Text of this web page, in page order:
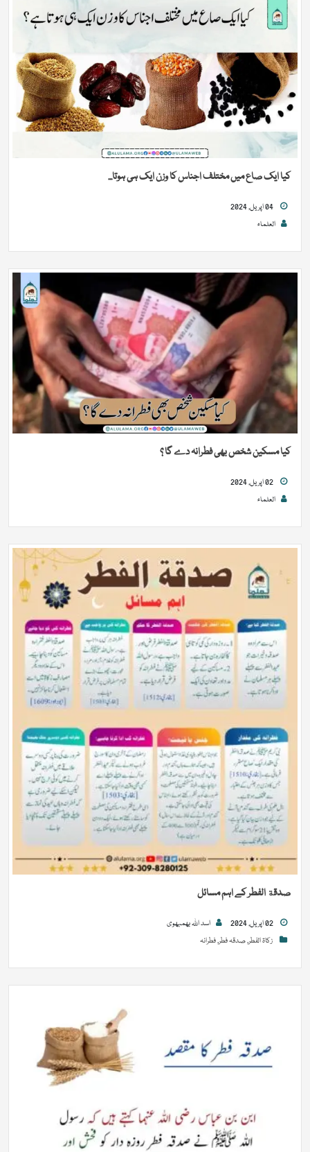
کیا ایک صاع میں مختلف اجناس کا وزن ایک ہی ہوتا...
العلماء
کیا مسکین شخص بھی فطرانہ دے گا ؟
العلماء
صدقة الفطر کے اہم مسائل
اسد اللہ بھمبھوی
زکاۃ الفطر,صدقہ فطر,فطرانہ